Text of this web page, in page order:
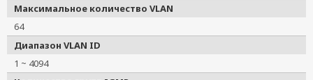
Максимальное количество VLAN
64
Диапазон VLAN ID
1 ~ 4094